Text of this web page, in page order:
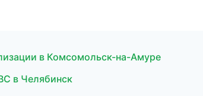
в Комсомольск-на-Амуре
в Челябинск